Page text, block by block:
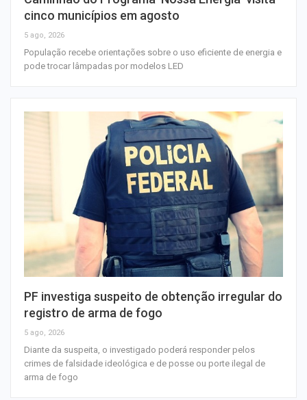
cinco municípios em agosto
5 ago, 2026
População recebe orientações sobre o uso eficiente de energia e
pode trocar lâmpadas por modelos LED
PF investiga suspeito de obtenção irregular do
registro de arma de fogo
5 ago, 2026
Diante da suspeita, o investigado poderá responder pelos
crimes de falsidade ideológica e de posse ou porte ilegal de
arma de fogo